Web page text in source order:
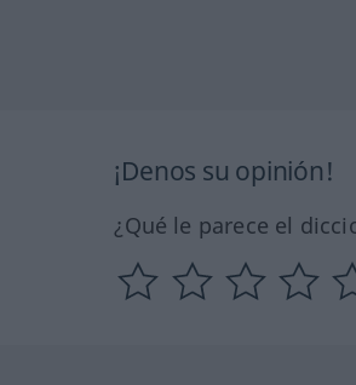
¡Denos su opinión!
¿Qué le parece el